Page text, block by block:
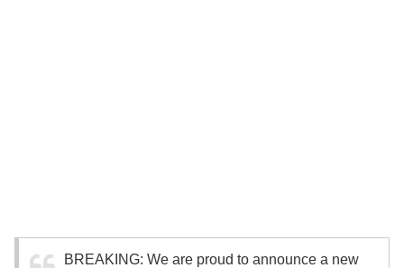
BREAKING: We are proud to announce a new